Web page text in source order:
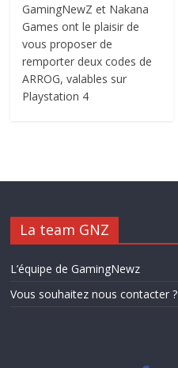
GamingNewZ et Nakana
Games ont le plaisir de
vous proposer de
remporter deux codes de
ARROG, valables sur
Playstation 4
La team GNZ
L’équipe de GamingNewz
Vous souhaitez nous contacter ?